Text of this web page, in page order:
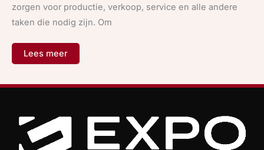
zorgen voor productie, verkoop, service en alle andere
taken die nodig zijn. Om
Lees meer